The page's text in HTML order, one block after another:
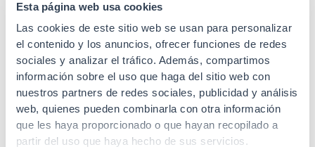
Esta página web usa cookies
Las cookies de este sitio web se usan para personalizar
el contenido y los anuncios, ofrecer funciones de redes
sociales y analizar el tráfico. Además, compartimos
información sobre el uso que haga del sitio web con
nuestros partners de redes sociales, publicidad y análisis
web, quienes pueden combinarla con otra información
que les haya proporcionado o que hayan recopilado a
partir del uso que haya hecho de sus servicios.
Productos relacionados
Cajas de fibra óptica